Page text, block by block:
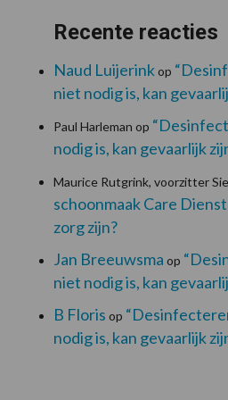
Recente reacties
Naud Luijerinkop
niet nodig is, kan
Paul Harleman op
nodig is, kan gevaarlijk
Maurice Rutgrink, voorzitter
schoonmaak Care
zorg zijn?
Jan Breeuwsma op
niet nodig is, kan
B Floris op
nodig is, kan gevaarlijk